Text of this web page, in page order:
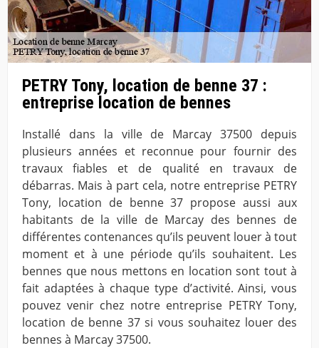
PETRY Tony, location de benne 37 :
entreprise location de bennes
Installé dans la ville de Marcay 37500 depuis
plusieurs années et reconnue pour fournir des
travaux fiables et de qualité en travaux de
débarras. Mais à part cela, notre entreprise PETRY
Tony, location de benne 37 propose aussi aux
habitants de la ville de Marcay des bennes de
différentes contenances qu’ils peuvent louer à tout
moment et à une période qu’ils souhaitent. Les
bennes que nous mettons en location sont tout à
fait adaptées à chaque type d’activité. Ainsi, vous
pouvez venir chez notre entreprise PETRY Tony,
location de benne 37 si vous souhaitez louer des
bennes à Marcay 37500.